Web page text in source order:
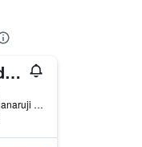
Satit Grand View Hotel
28 Moo 7 Soi Karnjanaruji 3 Sumnakkham, Ban Khlong Phruan, Thailand